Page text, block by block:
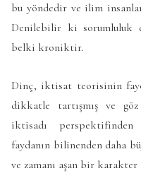
bu yöndedir ve ilim
Denilebilir ki sorumluluk
belki kroniktir.
Dinç, iktisat teorisinin
dikkatle tartışmış ve
iktisadı perspektifinden
faydanın bilinenden daha
ve zamanı aşan bir